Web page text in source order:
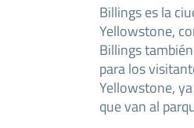
Billings es la
Yellowstone,
Billings
para los
Yellowstone,
que van al